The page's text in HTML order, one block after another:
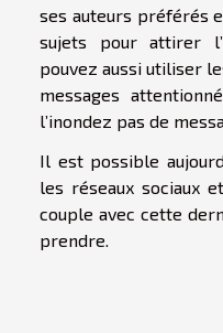
ses auteurs préférés
sujets pour attirer
pouvez aussi utiliser
messages
l’inondez pas de
Il est possible
les réseaux sociaux
couple avec cette
prendre.